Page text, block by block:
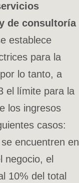
de consultoría
establece
para la
lo tanto, a
el límite para la
los ingresos
casos:
encuentren en
negocio, el
10% del total